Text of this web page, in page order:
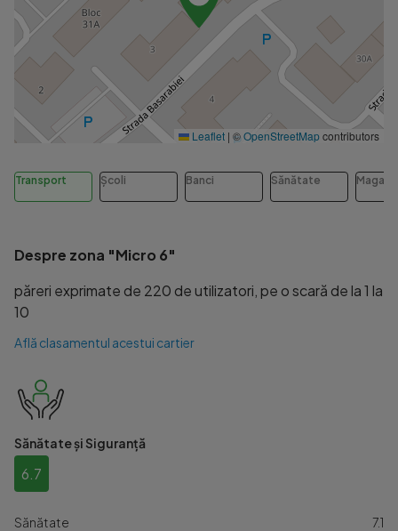
Leaflet | ©OpenStreetMapcontributors
Transport Școli Banci Sănătate
Despre zona "Micro 6"
păreri exprimate de 220 de utilizatori, pe o scară de la 1 la
10
Află clasamentul acestui cartier
Sănătate și Siguranță
6.7
Sănătate 7.1